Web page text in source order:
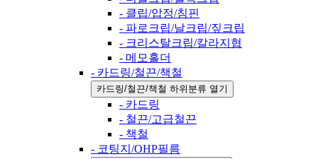
- 클립/압정/침핀
- 파로크립/날크립/짚크립
- 크리스탈크립/칼라지협
- 메모홀더
- 카드링/철끈/책철
카드링/철끈/책철 하위분류 열기
- 카드링
- 철끈/고급철끈
- 책철
- 코팅지/OHP필름